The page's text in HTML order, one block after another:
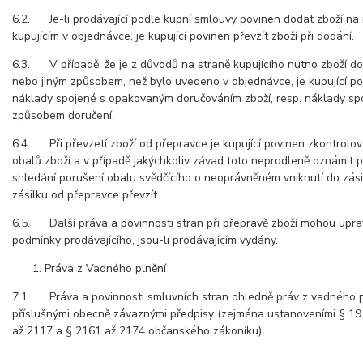
6.2. Je-li prodávající podle kupní smlouvy povinen dodat zboží na
kupujícím v objednávce, je kupující povinen převzít zboží při dodání.
6.3. V případě, že je z důvodů na straně kupujícího nutno zboží
nebo jiným způsobem, než bylo uvedeno v objednávce, je kupující
náklady spojené s opakovaným doručováním zboží, resp. náklady
způsobem doručení.
6.4. Při převzetí zboží od přepravce je kupující povinen
obalů zboží a v případě jakýchkoliv závad toto neprodleně oznámit
shledání porušení obalu svědčícího o neoprávněném vniknutí do
zásilku od přepravce převzít.
6.5. Další práva a povinnosti stran při přepravě zboží mohou
podmínky prodávajícího, jsou-li prodávajícím vydány.
Práva z Vadného plnění
7.1. Práva a povinnosti smluvních stran ohledně práv z vadného
příslušnými obecně závaznými předpisy (zejména ustanoveními §
až 2117 a § 2161 až 2174 občanského zákoníku).